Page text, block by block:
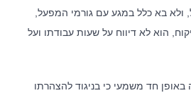
ולא בא כלל במגע עם גורמי המפעל,
הוא לא דיווח על שעות עבודתו ועל
חד משמעי כי בניגוד להצהרתו